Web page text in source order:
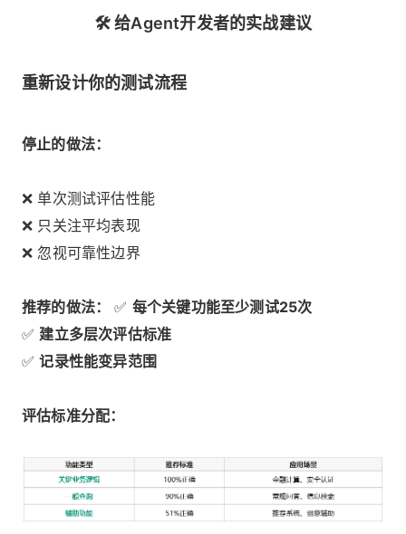
🛠️ 给Agent开发者的实战建议
重新设计你的测试流程
停止的做法：
❌ 单次测试评估性能
❌ 只关注平均表现
❌ 忽视可靠性边界
推荐的做法： ✅ 每个关键功能至少测试25次
✅ 建立多层次评估标准
✅记录性能变异范围
评估标准分配：